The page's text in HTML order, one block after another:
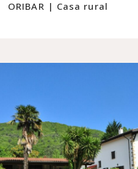
ORIBAR | Casa rural